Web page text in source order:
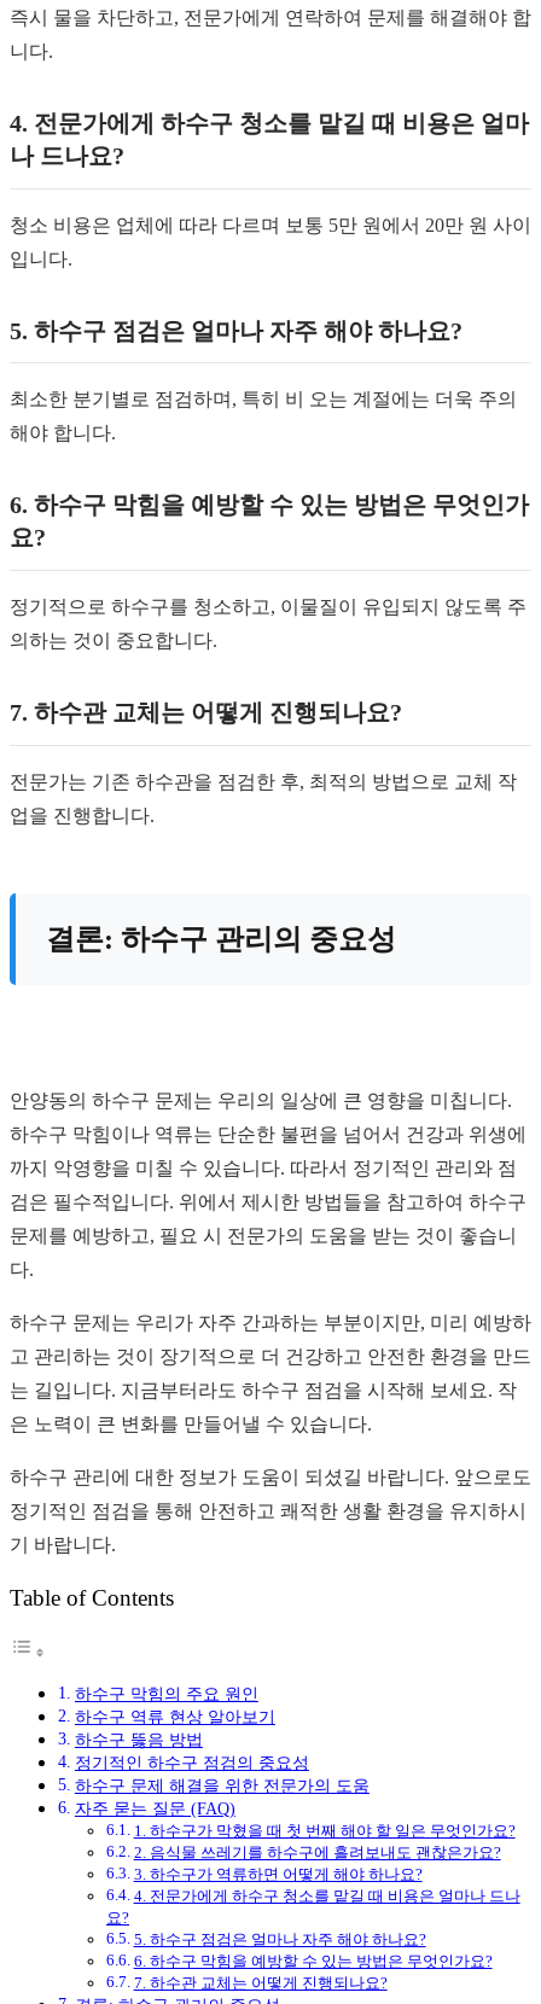
즉시 물을 차단하고, 전문가에게 연락하여 문제를 해결해야 합
니다.
4. 전문가에게 하수구 청소를 맡길 때 비용은 얼마
나 드나요?
청소 비용은 업체에 따라 다르며 보통 5만 원에서 20만 원 사이
입니다.
5. 하수구 점검은 얼마나 자주 해야 하나요?
최소한 분기별로 점검하며, 특히 비 오는 계절에는 더욱 주의
해야 합니다.
6. 하수구 막힘을 예방할 수 있는 방법은 무엇인가
요?
정기적으로 하수구를 청소하고, 이물질이 유입되지 않도록 주
의하는 것이 중요합니다.
7. 하수관 교체는 어떻게 진행되나요?
전문가는 기존 하수관을 점검한 후, 최적의 방법으로 교체 작
업을 진행합니다.
결론: 하수구 관리의 중요성
안양동의 하수구 문제는 우리의 일상에 큰 영향을 미칩니다.
하수구 막힘이나 역류는 단순한 불편을 넘어서 건강과 위생에
까지 악영향을 미칠 수 있습니다. 따라서 정기적인 관리와 점
검은 필수적입니다. 위에서 제시한 방법들을 참고하여 하수구
문제를 예방하고, 필요 시 전문가의 도움을 받는 것이 좋습니
다.
하수구 문제는 우리가 자주 간과하는 부분이지만, 미리 예방하
고 관리하는 것이 장기적으로 더 건강하고 안전한 환경을 만드
는 길입니다. 지금부터라도 하수구 점검을 시작해 보세요. 작
은 노력이 큰 변화를 만들어낼 수 있습니다.
하수구 관리에 대한 정보가 도움이 되셨길 바랍니다. 앞으로도
정기적인 점검을 통해 안전하고 쾌적한 생활 환경을 유지하시
기 바랍니다.
Table of Contents
하수구 막힘의 주요 원인
하수구 역류 현상 알아보기
하수구 뚫음 방법
정기적인 하수구 점검의 중요성
하수구 문제 해결을 위한 전문가의 도움
자주 묻는 질문 (FAQ)
1. 하수구가 막혔을 때 첫 번째 해야 할 일은 무엇인가요?
2. 음식물 쓰레기를 하수구에 흘려보내도 괜찮은가요?
3. 하수구가 역류하면 어떻게 해야 하나요?
4. 전문가에게 하수구 청소를 맡길 때 비용은 얼마나 드나
요?
5. 하수구 점검은 얼마나 자주 해야 하나요?
6. 하수구 막힘을 예방할 수 있는 방법은 무엇인가요?
7. 하수관 교체는 어떻게 진행되나요?